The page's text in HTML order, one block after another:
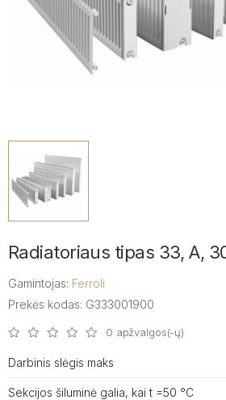
Radiatoriaus tipas 33, A,
Gamintojas: Ferroli
Prekės kodas: G333001900
0 apžvalgos(-ų)
Darbinis slėgis maks
Sekcijos šiluminė galia, kai t =50 °C